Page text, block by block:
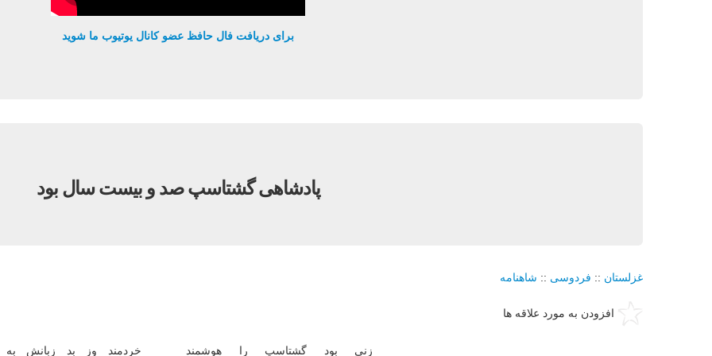
برای دریافت فال حافظ عضو کانال یوتیوب ما شوید
پادشاهی گشتاسپ صد و بیست سال بود
غزلستان :: فردوسی :: شاهنامه
افزودن به مورد علاقه ها
زنی بود گشتاسپ را هوشمند خردمند وز بد زبانش به